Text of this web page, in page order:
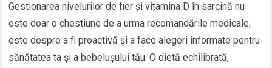
Gestionarea nivelurilor de fier și vitamina D în sarcină nu
este doar o chestiune de a urma recomandările medicale;
este despre a fi proactivă și a face alegeri informate pentru
sănătatea ta și a bebelușului tău. O dietă echilibrată,